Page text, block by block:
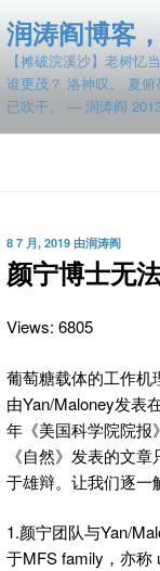
至
容
润涛阎博客
【摊破浣溪沙】老树忆
谁更茂？ 洛神叹。 夏
已吹干。 — 润涛阎
发
布
于
8 7 月, 2019 由润涛阎
颜宁博士无
Views: 6805
葡萄糖载体的工作机
由Yan/Maloney发表
年《美国科学院院报
《自然》发表的文
于雄辩。让我们逐一
1.颜宁团队与Yan/
于MFS family，亦称